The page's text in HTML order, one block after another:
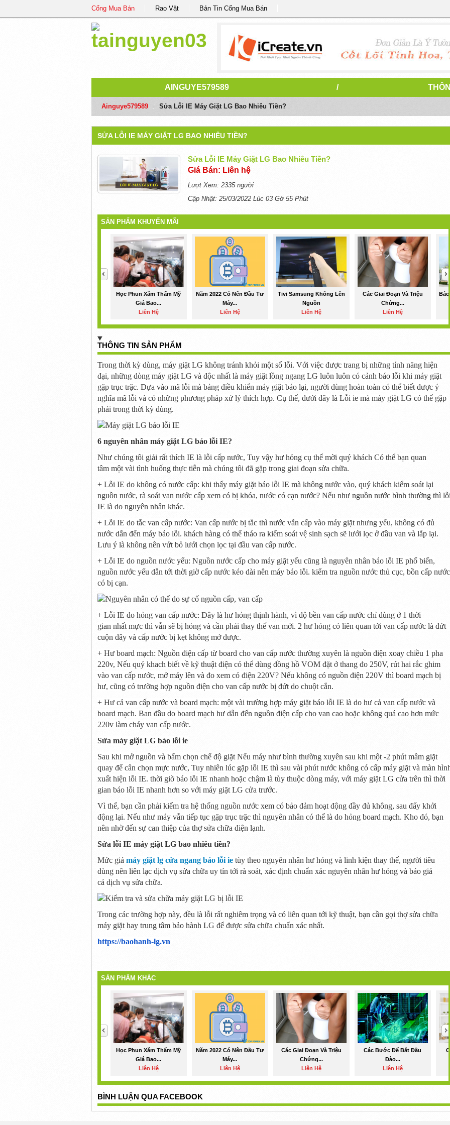
Cổng Mua Bán Rao Vặt Bản Tin Cổng Mua Bán
AINGUYE579589 /
Ainguye579589 Sửa Lỗi IE Máy Giặt LG Bao Nhiêu Tiền?
SỬA LỖI IE MÁY GIẶT LG BAO NHIÊU TIỀN?
Sửa Lỗi IE Máy Giặt LG Bao Nhiêu Tiền?
Giá Bán: Liên hệ
Lượt Xem: 2335 người
Cập Nhật: 25/03/2022 Lúc 03 Gờ 55 Phút
SẢN PHẨM KHUYẾN MÃI
Học Phun Xăm Thẩm Mỹ
Giá Bao...
Liên Hệ
Năm 2022 Có Nên Đầu Tư
Máy...
Liên Hệ
Tivi Samsung Không Lên
Nguồn
Liên Hệ
Các Giai Đoạn Và Triệu
Chứng...
Liên Hệ
THÔNG TIN SẢN PHẨM
Trong thời kỳ dùng, máy giặt LG khôngtránh khỏi một sốlỗi. Với việc được trang bị nhữngtính năng hiện
đại, nhữngdòng máy giặt LG và độc nhấtlà máy giặt lồng ngang LG luôn luôn có cảnh báo lỗi khi máy giặt
gặp trục trặc. Dựa vào mã lỗi mà bảng điều khiển máy giặt báo lại, người dùnghoàn toàn có thể biết được ý
nghĩa mã lỗi và có những phương phápxử lý thích hợp. Cụ thể, dưới đây là Lỗi ie mà máy giặt LG có thể gặp
phải trong thời kỳ dùng.
6 nguyên nhân máy giặt LG báo lỗi IE?
Như chúng tôi giải rất thích IE là lỗi cấp nước, Tuy vậy hư hỏngcụ thể mời quý khách Có thể bạn quan
tâm một vài tình huống thực tiễn mà chúng tôi đã gặp trong giai đoạn sửa chữa.
+ Lỗi IE do không cónước cấp: khi thấy máy giặt báo lỗi IE mà khôngnước vào, quý khách kiểm soátlại
nguồn nước, rà soátvan nước cấp xem có bị khóa, nước có cạn nước? Nếu nhưnguồn nước bình thườngthì
IE là do nguyên nhân khác.
+ Lỗi IE do tắc van cấp nước: Van cấp nước bị tắc thì nước vẫn cấp vào máy giặt nhưng yếu, không cóđủ
nước dẫn đến máy báo lỗi. khách hàngcó thể tháo ra kiểm soátvệ sinh sạch sẽ lưới lọc ởđầu van và lắp lại.
Lưu ý là khôngnên vứt bỏ lưới chọn lọc tại đầu van cấp nước.
+ Lỗi IE do nguồn nước yếu: Nguồn nước cấp cho máy giặt yếu cũng là nguyên nhân báo lỗi IE phổ biến,
nguồn nước yếu dẫn tới thời giờcấp nước kéo dài nên máy báo lỗi. kiểm tra nguồn nước thủ cục, bồn cấp nước
có bị cạn.
+ Lỗi IE do hỏng van cấp nước: Đây là hư hỏng thịnh hành, vì độ bền van cấp nước chỉ dùng ở 1 thời
gian nhất mựcthì vẫn sẽ bị hỏng và cần phải thay thế van mới. 2 hư hỏng có liên quan tới van cấp nước là đứt
cuộn dây và cấp nước bị kẹt khôngmở được.
+ Hư board mạch: Nguồn điện cấp từ board cho van cấp nước thường xuyên là nguồn điện xoay chiều 1 pha
220v, Nếu quý khach biết về kỹ thuật điện có thể dùngđồng hồ VOM đặt ởthang đo 250V, rút hai rắc ghim
vào van cấp nước, mở máy lên và đo xem có điện 220V? Nếu không cónguồn điện 220V thì board mạch bị
hư, cũng có trường hợp nguồn điện cho van cấp nước bị đứt do chuột cắn.
+ Hư cả van cấp nước và board mạch: một vài trường hợp máy giặt báo lỗi IE là do hư cả van cấp nước và
board mạch. Ban đầu do board mạch hư dẫn đến nguồn điện cấp cho van cao hoặc không quá caohơn mức
220v làm cháy van cấp nước.
Sửa máy giặt LG báo lỗi ie
Sau khi mở nguồn và bấm chọn chế độ giặt Nếu máy như bình thường xuyên sau khi một-2 phút mâm giặt
quay để cân chọn mực nước, Tuy nhiên lúcgặp lỗi IE thì sau vài phút nước không cócấp máy giặt và màn
xuất hiện lỗi IE. thời giờbáo lỗi IE nhanh hoặcchậm là tùy thuộc dòng máy, với máy giặt LG cửa trên thì thời
gian báo lỗi IE nhanh hơn so với máy giặt LG cửa trước.
Vì thế, bạn cần phải kiểm tra hệ thống nguồn nước xem có bảo đảmhoạt động đầy đủ không, sau đấykhởi
động lại. Nếu nhưmáy vẫn tiếp tục gặp trục trặc thì nguyên nhân có thể là do hỏng board mạch. Kho đó, bạn
nên nhờđến sự can thiệp của thợ sửa chữa điện lạnh.
Sửa lỗi IE máy giặt LG bao nhiêu tiền?
Mức giá máy giặt lg cửa ngang báo lỗi ietùy theo nguyên nhân hư hỏng và linh kiện thay thế, người tiêu
dùngnên liên lạcdịch vụ sửa chữa uy tín tới rà soát, xác định chuẩn xácnguyên nhân hư hỏngvà báo giá
cả dịch vụ sửa chữa.
Trong cáctrường hợp này, đều là lỗi rất nghiêm trọngvà có liên quan tới kỹ thuật, bạn cần gọi thợ sửa chữa
máy giặt haytrung tâm bảo hành LG để được sửa chữa chuẩn xácnhất.
https://baohanh-lg.vn
SẢN PHẨM KHÁC
Học Phun Xăm Thẩm Mỹ
Giá Bao...
Liên Hệ
Năm 2022 Có Nên Đầu Tư
Máy...
Liên Hệ
Các Giai Đoạn Và Triệu
Chứng...
Liên Hệ
Các Bước Để Bắt Đầu
Đào...
Liên Hệ
BÌNH LUẬN QUA FACEBOOK